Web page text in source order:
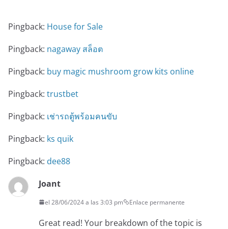
Pingback: House for Sale
Pingback: nagaway สล็อต
Pingback: buy magic mushroom grow kits online
Pingback: trustbet
Pingback: เช่ารถตู้พร้อมคนขับ
Pingback: ks quik
Pingback: dee88
Joant
el 28/06/2024 a las 3:03 pm Enlace permanente
Great read! Your breakdown of the topic is